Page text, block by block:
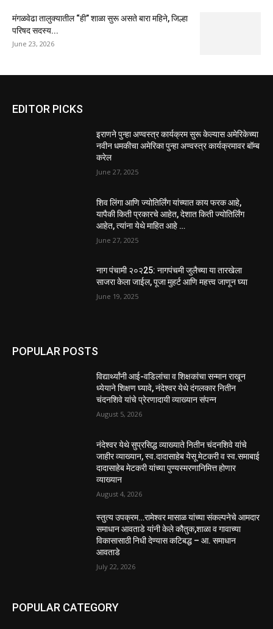
मंगळवेढा तालुक्यातील “ही” शाळा सुरू असते बारा महिने, जिल्हा
परिषद सदस्य...
June 23, 2026
EDITOR PICKS
इराणने पुन्हा अण्वस्त्र कार्यक्रम सुरू केल्यास अमेरिकेच्या
नवीन धमकीचा अमेरिका पुन्हा अण्वस्त्र कार्यक्रमावर बॉम्ब
करेल
June 27, 2025
शिव लिंगा आणि ज्योतिर्लिंग यांच्यात काय फरक आहे,
यापैकी किती प्रकारचे आहेत, देशात किती ज्योतिर्लिंग
आहेत, त्यांना येथे माहित आहे …
June 27, 2025
नाग पंचामी २०२25: नागपंचमी जुलैच्या या तारखेला
साजरा केला जाईल, पूजा मुहर्ट आणि महत्त्व जाणून घ्या
June 19, 2025
POPULAR POSTS
विद्यार्थ्यांनी आई-वडिलांचा व शिक्षकांचा सन्मान राखून
ध्येयाने शिक्षण घ्यावे, नंदेश्वर येथे दंगलकार नितीन
चंदनशिवे यांचे प्रेरणादायी व्याख्यान संपन्न
August 5, 2026
नंदेश्वर येथे सुप्रसिद्ध व्याख्याते नितीन चंदनशिवे यांचे
जाहीर व्याख्यान, स्व.दादासाहेब येसू मेटकरी व स्व.समाबाई
दादासाहेब मेटकरी यांच्या पुण्यस्मरणानिमित्त होणार
व्याख्यान
August 4, 2026
स्तुत्य उपक्रम…रामेश्वर मासाळ यांच्या संकल्पनेचे आमदार
समाधान आवताडे यांनी केले कौतुक,शाळा व गावाच्या
विकासासाठी निधी देण्यास कटिबद्ध – आ. समाधान
आवताडे
July 22, 2026
POPULAR CATEGORY